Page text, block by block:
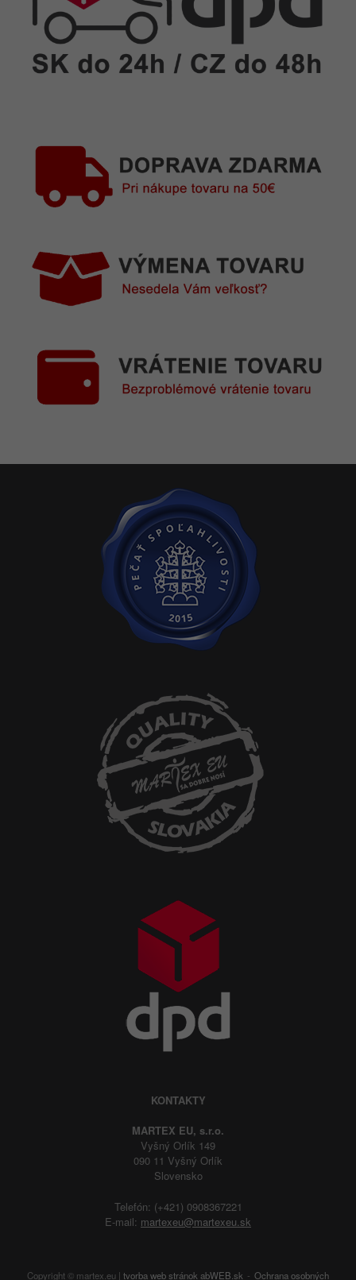
KONTAKTY
MARTEX EU, s.r.o.
Vyšný Orlík 149
090 11 Vyšný Orlík
Slovensko
Telefón: (+421) 0908367221
E-mail: martexeu@martexeu.sk
Copyright © martex.eu | tvorba web stránok abWEB.sk Ochrana osobných